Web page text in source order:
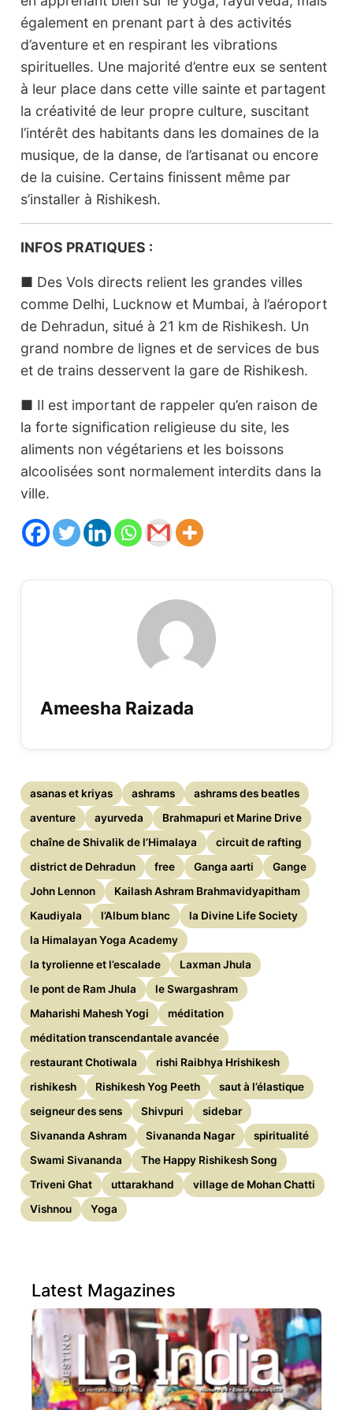
également en prenant part à des activités
d’aventure et en respirant les vibrations
spirituelles. Une majorité d’entre eux se sentent
à leur place dans cette ville sainte et partagent
la créativité de leur propre culture, suscitant
l’intérêt des habitants dans les domaines de la
musique, de la danse, de l’artisanat ou encore
de la cuisine. Certains finissent même par
s’installer à Rishikesh.
INFOS PRATIQUES :
■ Des Vols directs relient les grandes villes
comme Delhi, Lucknow et Mumbai, à l’aéroport
de Dehradun, situé à 21 km de Rishikesh. Un
grand nombre de lignes et de services de bus
et de trains desservent la gare de Rishikesh.
■ Il est important de rappeler qu’en raison de
la forte signification religieuse du site, les
aliments non végétariens et les boissons
alcoolisées sont normalement interdits dans la
ville.
Ameesha Raizada
asanas et kriyas ashrams
ashrams des beatles
aventure
ayurveda
Brahmapuri et Marine Drive
chaîne de Shivalik de l’Himalaya
circuit de rafting
district de Dehradun
free Ganga aarti
Gange
John Lennon
Kailash Ashram Brahmavidyapitham
Kaudiyala
l’Album blanc
la Divine Life Society
la Himalayan Yoga Academy
la tyrolienne et l’escalade
Laxman Jhula
le pont de Ram Jhula
le Swargashram
Maharishi Mahesh Yogi
méditation
méditation transcendantale avancée
restaurant Chotiwala
rishi Raibhya Hrishikesh
rishikesh
Rishikesh Yog Peeth
saut à l’élastique
seigneur des sens
Shivpuri
sidebar
Sivananda Ashram
Sivananda Nagar
spiritualité
Swami Sivananda
The Happy Rishikesh Song
Triveni Ghat
uttarakhand
village de Mohan Chatti
Vishnou
Yoga
Latest Magazines